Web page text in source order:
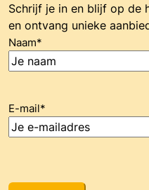
Schrijf je in en blijf op de
en ontvang unieke
Naam*
E-mail*